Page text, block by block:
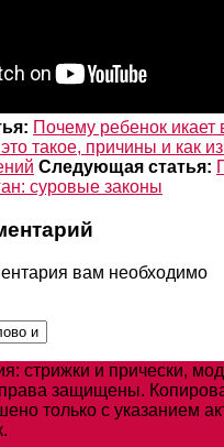
Почему ребенок икает
такое, причины и как
Следующая статья:
суровые законы
вам необходимо
стрижки и прически,
защищены.
только с указанием